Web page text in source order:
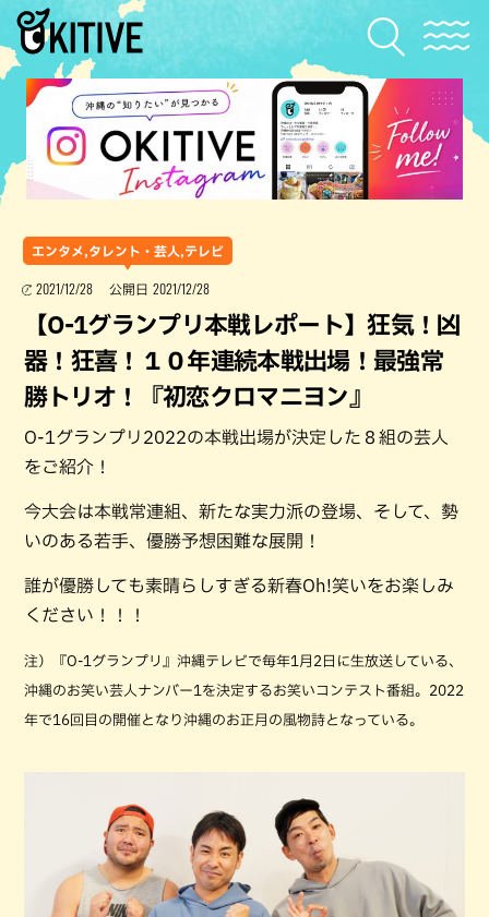
エンタメ,タレント・芸人,テレビ
2021/12/28 公開日 2021/12/28
【O-1グランプリ本戦レポート】狂気！凶
器！狂喜！１０年連続本戦出場！最強常
勝トリオ！『初恋クロマニヨン』
O-1グランプリ2022の本戦出場が決定した８組の芸人
をご紹介！
今大会は本戦常連組、新たな実力派の登場、そして、勢
いのある若手、優勝予想困難な展開！
誰が優勝しても素晴らしすぎる新春Oh!笑いをお楽しみ
ください！！！
注）『O-1グランプリ』沖縄テレビで毎年1月2日に生放送している、
沖縄のお笑い芸人ナンバー1を決定するお笑いコンテスト番組。2022
年で16回目の開催となり沖縄のお正月の風物詩となっている。